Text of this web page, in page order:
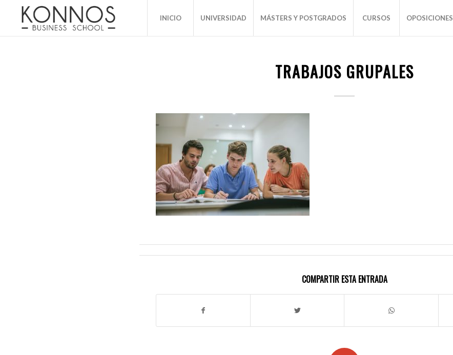
INICIO UNIVERSIDAD MÁSTERS Y POSTGRADOS CURSOS OPOSICIONES
TRABAJOS GRUPALES
COMPARTIR ESTA ENTRADA